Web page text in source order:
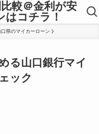
較＠金利が安
はコチラ！
口県のマイカーローン
る山口銀行マイ
ック